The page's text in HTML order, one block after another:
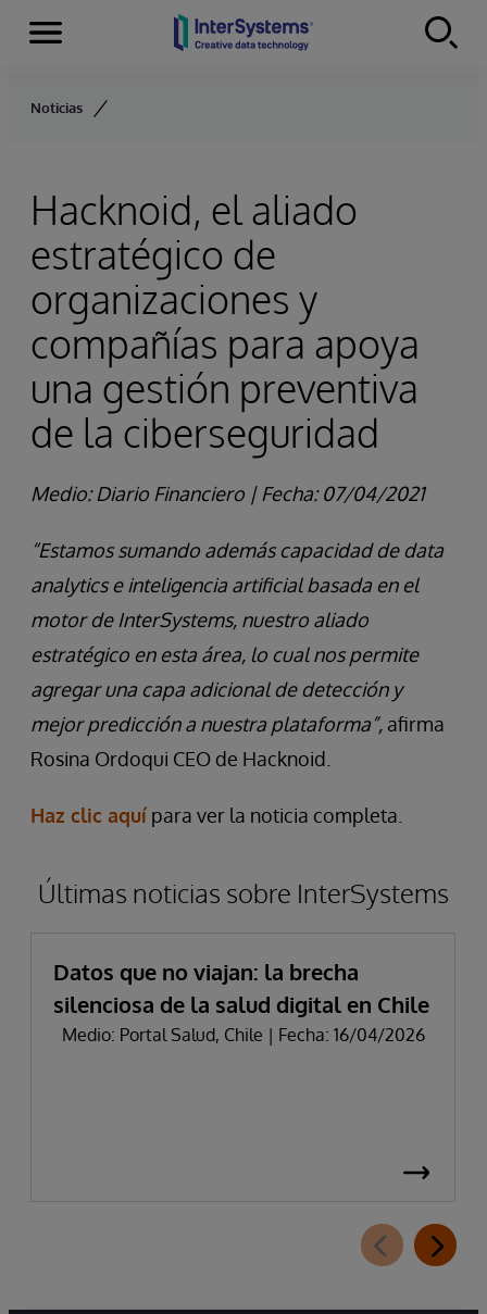
Skip to content
Secciones
Noticias
Hacknoid, el aliado
estratégico de
organizaciones y
compañías para apoya
una gestión preventiva
de la ciberseguridad
Medio:Diario Financiero | Fecha: 07/04/2021
“Estamos sumando además capacidad de data
analytics e inteligencia artificial basada en el
motor de InterSystems, nuestro aliado
estratégico en esta área, lo cual nos permite
agregar una capa adicional de detección y
mejor predicción a nuestra plataforma”, afirma
Rosina Ordoqui CEO de Hacknoid.
Haz clic aquípara ver la noticia completa.
Últimas noticias sobre InterSystems
Datos que no viajan: la brecha
silenciosa de la salud digital en Chile
Medio: Portal Salud, Chile | Fecha: 16/04/2026